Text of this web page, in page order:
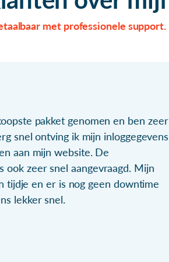
met professionele support.
pakket genomen en ben zeer
snel ontving ik mijn inloggegevens
aan mijn website. De
ook zeer snel aangevraagd. Mijn
tijdje en er is nog geen downtime
lekker snel.